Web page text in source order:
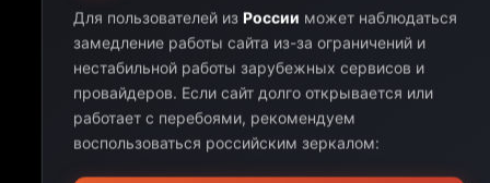
AMC
Для пользователей из России может наблюдаться
замедление работы сайта из-за ограничений и
нестабильной работы зарубежных сервисов и
провайдеров. Если сайт долго открывается или
работает с перебоями, рекомендуем
воспользоваться российским зеркалом: